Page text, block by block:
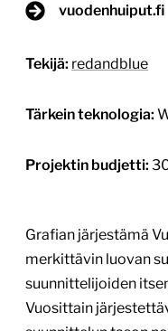
vuodenhuiput.fi
Tekijä: redandblue
Tärkein teknologia:
Projektin budjetti:
Grafian järjestämä
merkittävin luovan
suunnittelijoiden
Vuosittain